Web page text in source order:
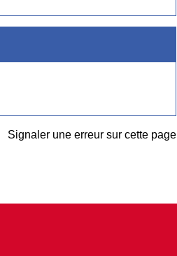
Signaler une erreur sur cette page